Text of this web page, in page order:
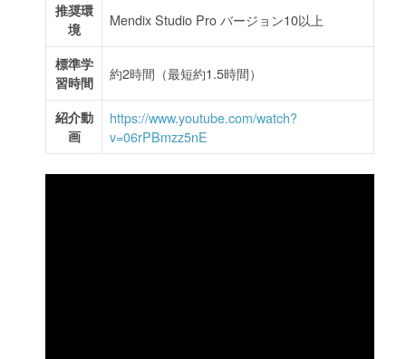
推奨環
境
Mendix Studio Pro バージョン10以上
標準学
習時間
約2時間（最短約1.5時間）
紹介動
画
https://www.youtube.com/watch?
v=06rPBmzz5nE